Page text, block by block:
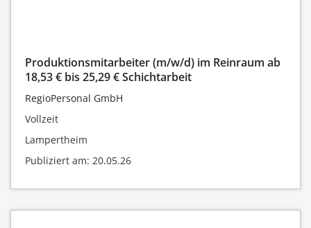
Produktionsmitarbeiter (m/w/d) im Reinraum ab
18,53 € bis 25,29 € Schichtarbeit
RegioPersonal GmbH
Vollzeit
Lampertheim
Publiziert am: 20.05.26